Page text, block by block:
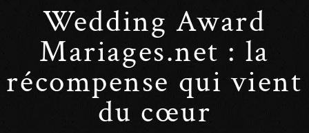
Wedding Award
Mariages.net : la
récompense qui vient
du cœur